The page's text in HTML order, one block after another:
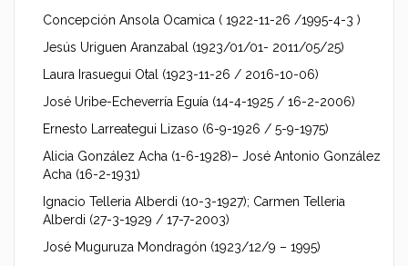
Concepción Ansola Ocamica ( 1922-11-26 /1995-4-3 )
Jesús Uriguen Aranzabal (1923/01/01- 2011/05/25)
Laura Irasuegui Otal (1923-11-26 / 2016-10-06)
José Uribe-Echeverría Eguía (14-4-1925 / 16-2-2006)
Ernesto Larreategui Lizaso (6-9-1926 / 5-9-1975)
Alicia González Acha (1-6-1928)– José Antonio González
Acha (16-2-1931)
Ignacio Telleria Alberdi (10-3-1927); Carmen Telleria
Alberdi (27-3-1929 / 17-7-2003)
José Muguruza Mondragón (1923/12/9 – 1995)